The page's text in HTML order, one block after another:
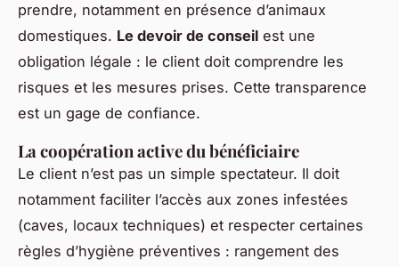
prendre, notamment en présence d’animaux
domestiques. Le devoir de conseil est une
obligation légale : le client doit comprendre les
risques et les mesures prises. Cette transparence
est un gage de confiance.
La coopération active du bénéficiaire
Le client n’est pas un simple spectateur. Il doit
notamment faciliter l’accès aux zones infestées
(caves, locaux techniques) et respecter certaines
règles d’hygiène préventives : rangement des